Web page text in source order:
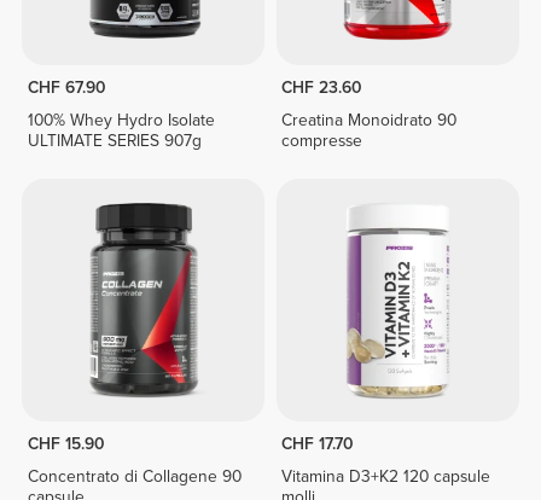
CHF 67.90
100% Whey Hydro Isolate
ULTIMATE SERIES 907g
CHF 23.60
Creatina Monoidrato 90
compresse
CHF 15.90
Concentrato di Collagene 90
CHF 17.70
Vitamina D3+K2 120 capsule